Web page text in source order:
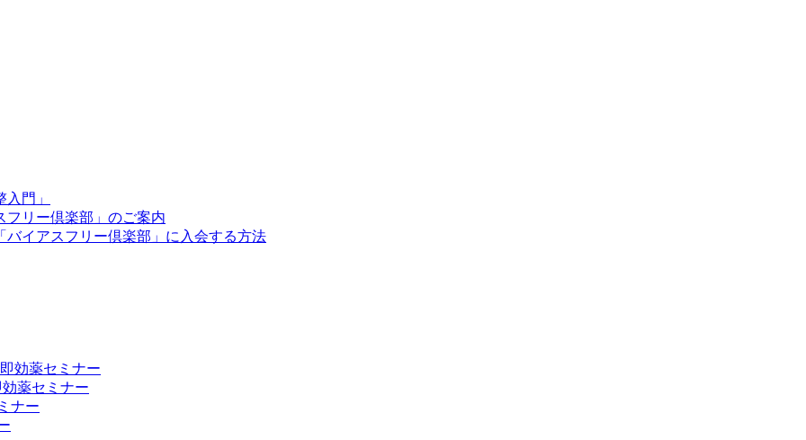
門」
フリー倶楽部」のご案内
イアスフリー倶楽部」に入会する方法
効薬セミナー
薬セミナー
ナー